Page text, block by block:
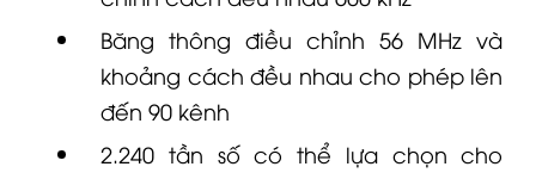
Băng thông điều chỉnh 56 MHz và
khoảng cách đều nhau cho phép lên
đến 90 kênh
2.240 tần số có thể lựa chọn cho
phép tinh chỉnh